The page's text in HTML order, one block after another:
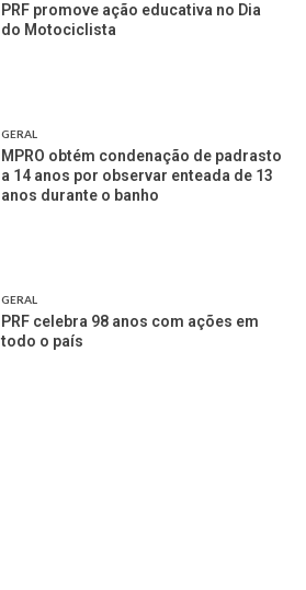
PRF promove ação educativa no Dia
do Motociclista
GERAL
MPRO obtém condenação de padrasto
a 14 anos por observar enteada de 13
anos durante o banho
GERAL
PRF celebra 98 anos com ações em
todo o país